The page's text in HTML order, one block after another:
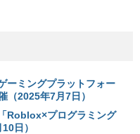
ーミングプラットフォー
2025年7月7日）
Roblox×プログラミング
日）